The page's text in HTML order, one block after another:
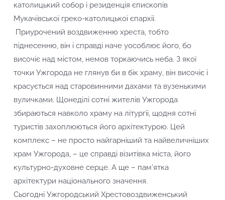
католицький собор і резиденція єпископів
Мукачівської греко-католицької єпархії.
Приурочений воздвиженню хреста, тобто
піднесенню, він і справді наче уособлює його, бо
височіє над містом, немов торкаючись неба. З якої
точки Ужгорода не глянув би в бік храму, він височіє і
красується над старовинними дахами та вузенькими
вуличками. Щонеділі сотні жителів Ужгорода
збираються навколо храму на літургії, щодня сотні
туристів захоплюються його архітектурою. Цей
комплекс – не просто найгарніший та найвеличніших
храм Ужгорода, – це справді візитівка міста, його
культурно-духовне серце. А ще – пам’ятка
архітектури національного значення.
Сьогодні Ужгородський Хрестовоздвиженський